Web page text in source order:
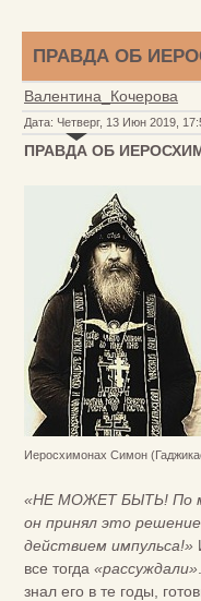
ПРАВДА ОБ
Валентина_Кочерова
Дата: Четверг, 13 Июн 2019,
ПРАВДА ОБ
Иеросхимонах Симон
«НЕ МОЖЕТ БЫТЬ! По
он принял это
действием импульса!»
все тогда «рассуждали»
знал его в те годы,